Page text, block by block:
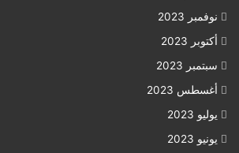
نوفمبر 2023
أكتوبر 2023
سبتمبر 2023
أغسطس 2023
يوليو 2023
يونيو 2023